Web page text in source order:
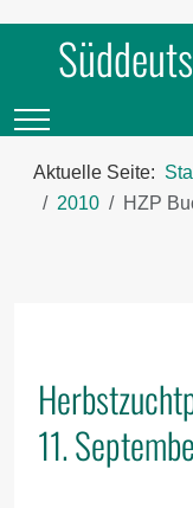
Mobile Menu Toggle
Aktuelle Seite:
2010
HZP
11.